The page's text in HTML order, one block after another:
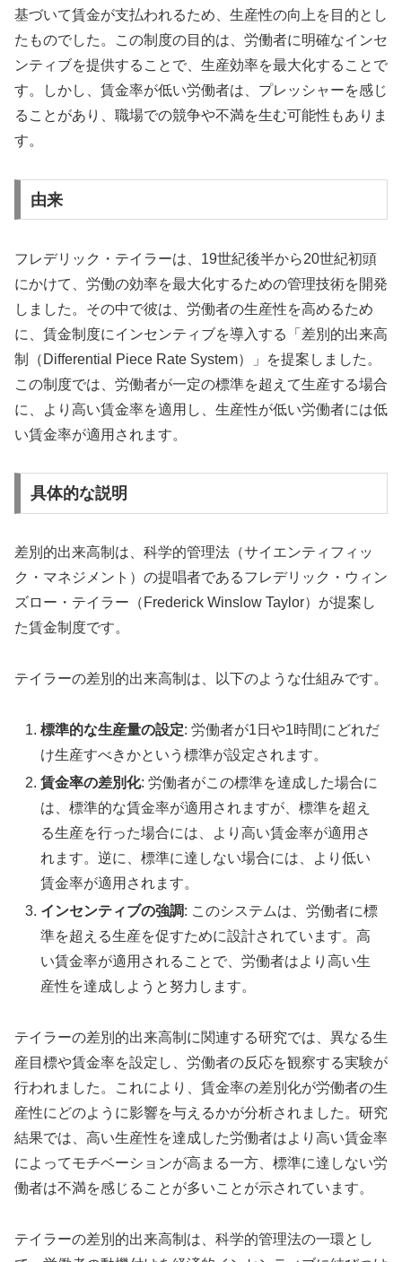
基づいて賃金が支払われるため、生産性の向上を目的とし
たものでした。この制度の目的は、労働者に明確なインセ
ンティブを提供することで、生産効率を最大化することで
す。しかし、賃金率が低い労働者は、プレッシャーを感じ
ることがあり、職場での競争や不満を生む可能性もありま
す。
由来
フレデリック・テイラーは、19世紀後半から20世紀初頭
にかけて、労働の効率を最大化するための管理技術を開発
しました。その中で彼は、労働者の生産性を高めるため
に、賃金制度にインセンティブを導入する「差別的出来高
制（Differential Piece Rate System）」を提案しました。
この制度では、労働者が一定の標準を超えて生産する場合
に、より高い賃金率を適用し、生産性が低い労働者には低
い賃金率が適用されます。
具体的な説明
差別的出来高制は、科学的管理法（サイエンティフィッ
ク・マネジメント）の提唱者であるフレデリック・ウィン
ズロー・テイラー（Frederick Winslow Taylor）が提案し
た賃金制度です。
テイラーの差別的出来高制は、以下のような仕組みです。
標準的な生産量の設定: 労働者が1日や1時間にどれだ
け生産すべきかという標準が設定されます。
賃金率の差別化: 労働者がこの標準を達成した場合に
は、標準的な賃金率が適用されますが、標準を超え
る生産を行った場合には、より高い賃金率が適用さ
れます。逆に、標準に達しない場合には、より低い
賃金率が適用されます。
インセンティブの強調: このシステムは、労働者に標
準を超える生産を促すために設計されています。高
い賃金率が適用されることで、労働者はより高い生
産性を達成しようと努力します。
テイラーの差別的出来高制に関連する研究では、異なる生
産目標や賃金率を設定し、労働者の反応を観察する実験が
行われました。これにより、賃金率の差別化が労働者の生
産性にどのように影響を与えるかが分析されました。研究
結果では、高い生産性を達成した労働者はより高い賃金率
によってモチベーションが高まる一方、標準に達しない労
働者は不満を感じることが多いことが示されています。
テイラーの差別的出来高制は、科学的管理法の一環とし